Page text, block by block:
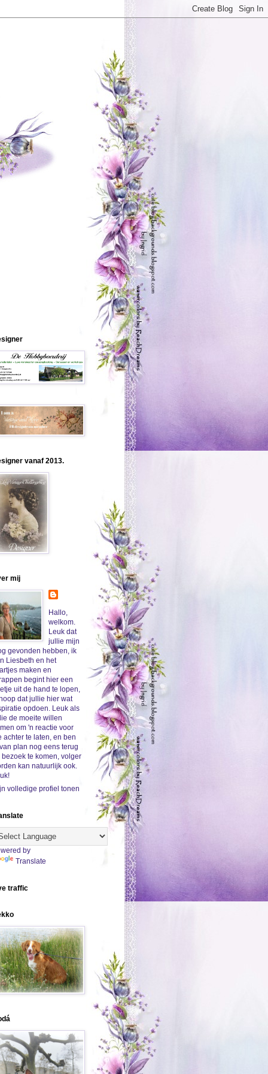
vanaf 2013.
mij
Hallo,
welkom.
Leuk dat
jullie mijn
gevonden hebben, ik
Liesbeth en het
maken en
begint hier een
uit de hand te lopen,
dat jullie hier wat
opdoen. Leuk als
de moeite willen
om 'n reactie voor
achter te laten, en ben
plan nog eens terug
bezoek te komen, volger
kan natuurlijk ook.
volledige profiel tonen
by
Translate
traffic